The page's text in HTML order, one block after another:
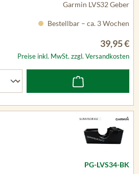
Garmin LVS32 Geber
Bestellbar – ca. 3 Wochen
39,95 €
Preise inkl. MwSt. zzgl. Versandkosten
PG-LVS34-BK